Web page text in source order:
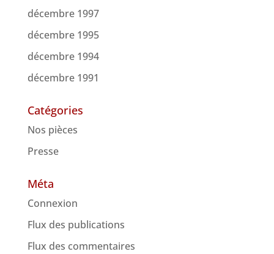
décembre 1997
décembre 1995
décembre 1994
décembre 1991
Catégories
Nos pièces
Presse
Méta
Connexion
Flux des publications
Flux des commentaires